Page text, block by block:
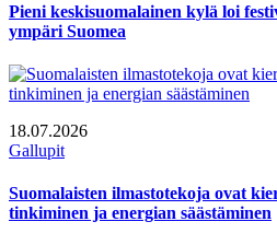
Pieni keskisuomalainen kylä loi
ympäri Suomea
18.07.2026
Gallupit
Suomalaisten ilmastotekoja ovat
tinkiminen ja energian säästäminen